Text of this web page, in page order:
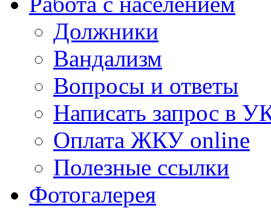
Должники
Вандализм
Вопросы и ответы
Написать запрос в
Оплата ЖКУ online
Полезные ссылки
Фотогалерея